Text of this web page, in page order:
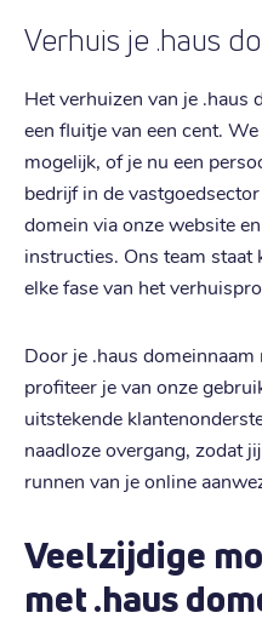
Verhuis je .haus
Het verhuizen van je .haus
een fluitje van een cent.
mogelijk, of je nu een
bedrijf in de
domein via onze website
instructies. Ons team staat
elke fase van het
Door je .haus
profiteer je van onze
uitstekende
naadloze overgang, zodat
runnen van je online
Veelzijdige
met .haus